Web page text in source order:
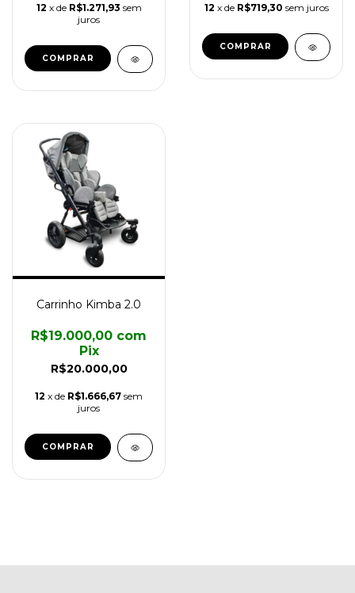
12 x de R$1.271,93 sem
juros
COMPRAR
12 x de R$719,30 sem juros
Carrinho Kimba 2.0
R$20.000,00
R$19.000,00 com
Pix
12 x de R$1.666,67 sem
juros
COMPRAR